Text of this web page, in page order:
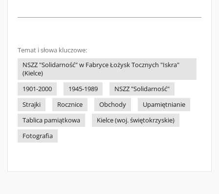
Temat i słowa kluczowe:
NSZZ "Solidarność" w Fabryce Łożysk Tocznych "Iskra"
(Kielce)
1901-2000
1945-1989
NSZZ "Solidarność"
Strajki
Rocznice Obchody
Upamiętnianie
Tablica pamiątkowa
Kielce (woj. świętokrzyskie)
Fotografia